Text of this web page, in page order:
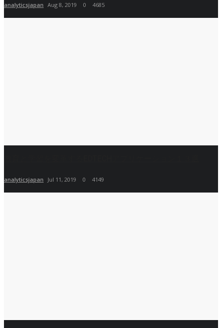
analyticsjapan Aug 8, 2019 0 4685
analyticsjapan Jul 11, 2019 0 4149